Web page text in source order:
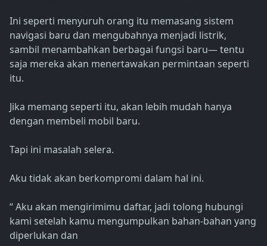
Ini seperti menyuruh orang itu memasang sistem
navigasi baru dan mengubahnya menjadi listrik,
sambil menambahkan berbagai fungsi baru— tentu
saja mereka akan menertawakan permintaan seperti
itu.
Jika memang seperti itu, akan lebih mudah hanya
dengan membeli mobil baru.
Tapi ini masalah selera.
Aku tidak akan berkompromi dalam hal ini.
“ Aku akan mengirimimu daftar, jadi tolong hubungi
kami setelah kamu mengumpulkan bahan-bahan yang
diperlukan dan